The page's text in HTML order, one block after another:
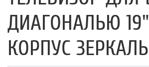
ДИАГОНАЛЬЮ
КОРПУС